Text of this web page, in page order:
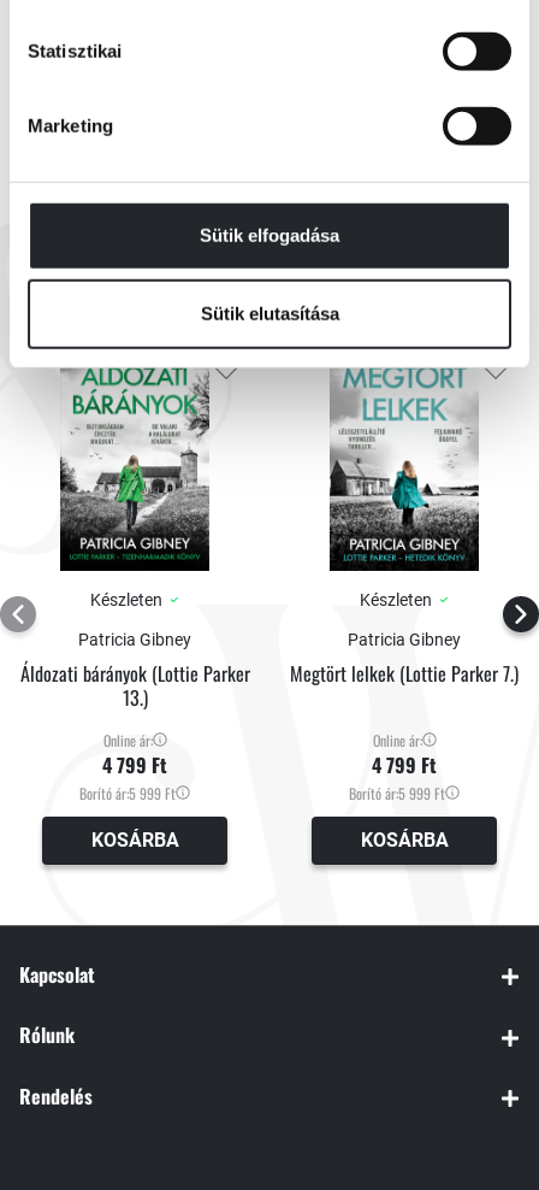
Statisztikai
Marketing
Sütik elfogadása
Sütik elutasítása
kiemelkedő és fordulatokban bővelkedő eleme a Lottie Parker-
sorozatnak.
RÉSZLET A KÖNYVBŐL
EZEK IS ÉRDEKELHETNEK
Készleten
Patricia Gibney
Áldozati bárányok (Lottie Parker
13.)
Online ár:
4 799 Ft
Borító ár:5 999 Ft
KOSÁRBA
Készleten
Patricia Gibney
Megtört lelkek (Lottie Parker 7.)
Online ár:
4 799 Ft
Borító ár:5 999 Ft
KOSÁRBA
Kapcsolat
Rólunk
Rendelés